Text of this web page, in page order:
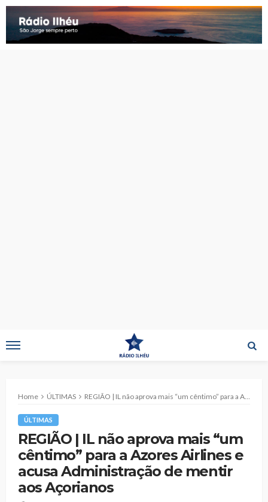
Home ÚLTIMAS REGIÃO | IL não aprova mais “um cêntimo” para a Azores Airlines e acusa Administração de mentir aos Açorianos
ÚLTIMAS
REGIÃO | IL não aprova mais “um
cêntimo” para a Azores Airlines e
acusa Administração de mentir
aos Açorianos